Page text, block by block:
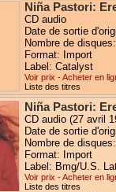
Niña Pastori:
CD audio
Date de sortie
Nombre de
Format: Import
Label: Catalyst
Voir prix - Acheter en
Liste des titres
Niña Pastori:
CD audio (27 avril
Date de sortie
Nombre de
Format: Import
Label: Bmg/U.S.
Voir prix - Acheter en
Liste des titres